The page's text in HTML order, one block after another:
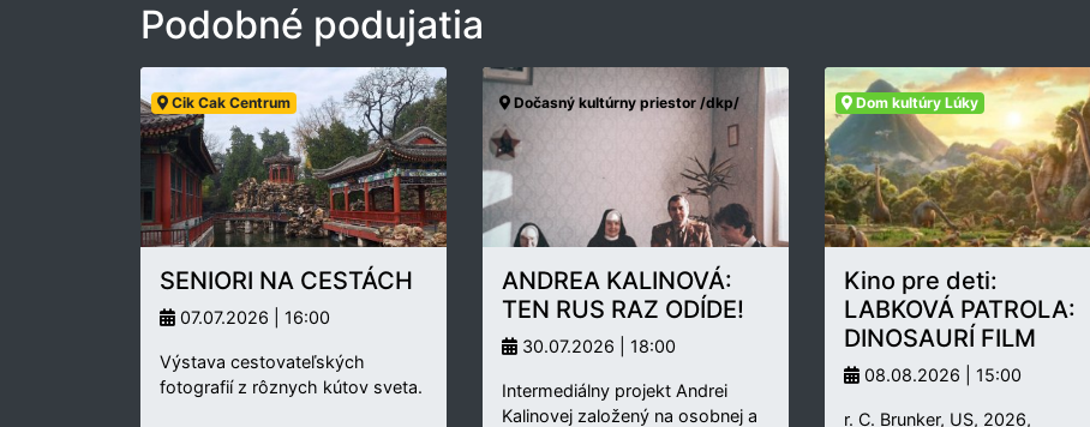
Podobné podujatia
Cik Cak Centrum
SENIORI NA CESTÁCH
07.07.2026 | 16:00
Výstava cestovateľských
fotografií z rôznych kútov sveta.
Dočasný kultúrny priestor /dkp/
ANDREA KALINOVÁ:
TEN RUS RAZ ODÍDE!
30.07.2026 | 18:00
Intermediálny projekt Andrei
Kalinovej založený na osobnej a
Dom kultúry Lúky
Kino pre deti:
LABKOVÁ PATROLA:
DINOSAURÍ FILM
08.08.2026 | 15:00
r. C. Brunker, US, 2026,